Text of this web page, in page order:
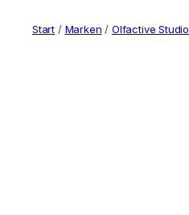
Start / Marken / Olfactive Studio